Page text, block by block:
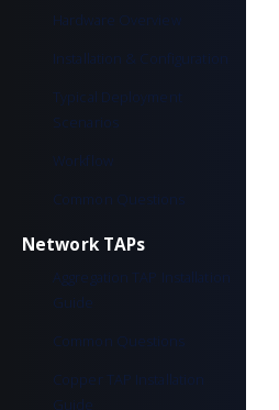
Hardware Overview
Installation & Configuration
Typical Deployment
Scenarios
Workflow
Common Questions
Network TAPs
Aggregation TAP Installation
Guide
Common Questions
Copper TAP Installation
Guide